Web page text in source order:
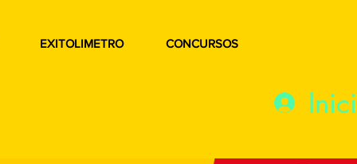
EXITOLIMETRO CONCURSOS